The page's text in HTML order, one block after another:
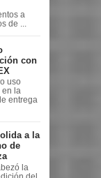
a
de ...
con
uso
en la
entrega
a la
de
la